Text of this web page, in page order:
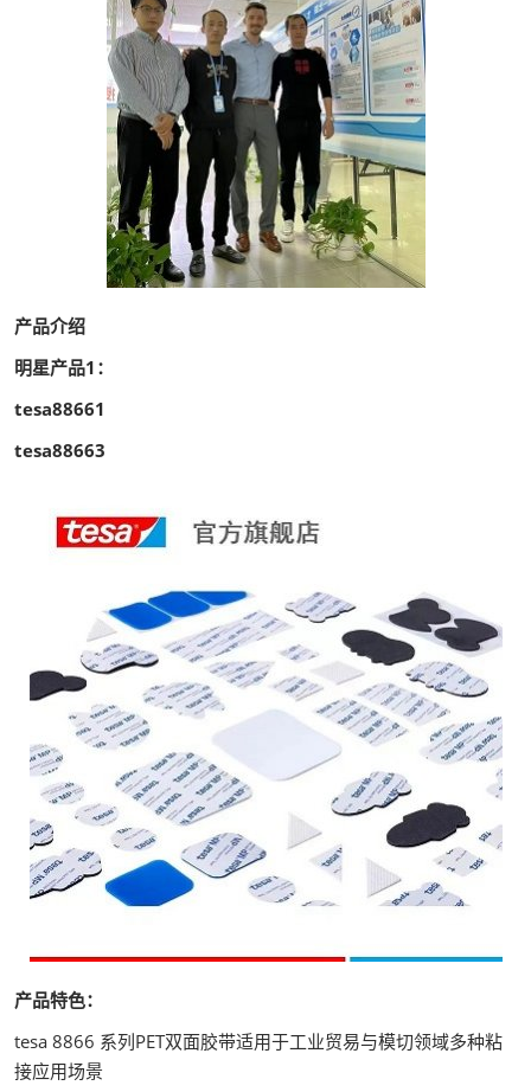
产品介绍
明星产品1：
tesa88661
tesa88663
产品特色：
tesa 8866 系列PET双面胶带适用于工业贸易与模切领域多种粘
接应用场景